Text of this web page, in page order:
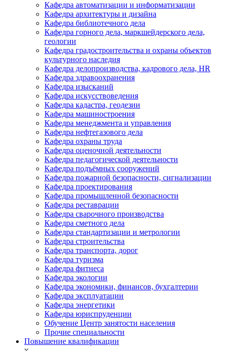
Кафедра автоматизации и информатизации
Кафедра архитектуры и дизайна
Кафедра библиотечного дела
Кафедра горного дела, маркшейдерского дела,
геологии
Кафедра градостроительства и охраны объектов
культурного наследия
Кафедра делопроизводства, кадрового дела, HR
Кафедра здравоохранения
Кафедра изысканий
Кафедра искусствоведения
Кафедра кадастра, геодезии
Кафедра машиностроения
Кафедра менеджмента и управления
Кафедра нефтегазового дела
Кафедра охраны труда
Кафедра оценочной деятельности
Кафедра педагогической деятельности
Кафедра подъёмных сооружений
Кафедра пожарной безопасности, сигнализации
Кафедра проектирования
Кафедра промышленной безопасности
Кафедра реставрации
Кафедра сварочного производства
Кафедра сметного дела
Кафедра стандартизации и метрологии
Кафедра строительства
Кафедра транспорта, дорог
Кафедра туризма
Кафедра фитнеса
Кафедра экологии
Кафедра экономики, финансов, бухгалтерии
Кафедра эксплуатации
Кафедра энергетики
Кафедра юриспруденции
Обучение Центр занятости населения
Прочие специальности
Повышение квалификации